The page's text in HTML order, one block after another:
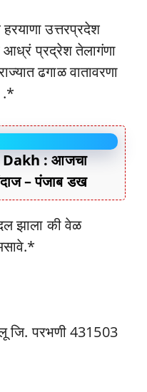
उत्तरप्रदेश
आध्रं प्रद्रेश तेलागंणा
ढगाळ वातावरणा
.*
: आजचा
– पंजाब डख
झाला की वेळ
जि. परभणी 431503